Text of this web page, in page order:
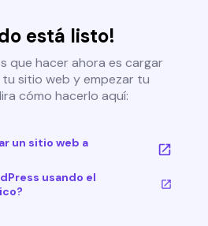
está listo!
que hacer ahora es cargar
sitio web y empezar tu
cómo hacerlo aquí:
un sitio web a
usando el